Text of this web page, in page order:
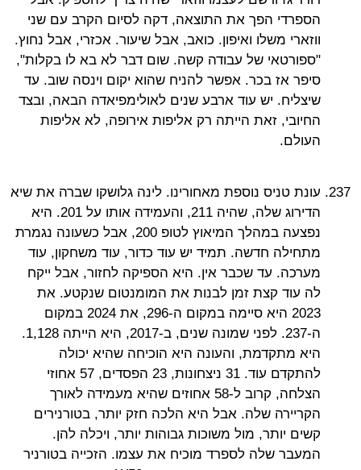
הספרדי הפך את התוצאה, דקה לסיום הקרב עם שני
ווזארי משלו ואיפון. כואב, אבל שיעור. אכזרי, אבל נחוץ.
"ספורטאי של עבודה קשה. שום דבר לא בא לו בקלות",
סיפר אז בכר. אפשר להניח שהוא יקום וינסה שוב. עד
שיצליח. יש עוד ארבע שנים לאולימפיאדה הבאה, ובצד
החיובי, זאת הייתה רק אליפות אירופה, לא אליפות
העולם.
עונת טניס נוספת מאחורינו. לינה גלושקו שברה את שיא
הדירוג שלה, שהיה 211, והעמידה אותו על 201. היא
נפצעה במהלך המיאוץ לטופ 200, אבל כשעונה נגמרת
מתחילה חדשה. תמיד יש עוד כדור, עוד משחקון, עוד
מערכה. עד שכבר אין. היא הספיקה לחזור, אבל ייקח
לה עוד קצת זמן לבנות את המומנטום שנקטע. את
2023 היא סיימה במקום ה-296, את 2024 במקום
ה-237. לפני שמונה שנים, ב-2017, היא הייתה 1,128.
היא מתקדמת, והעונה היא הוכיחה שהיא יכולה
להתקדם עוד. 31 ניצחונות, 23 הפסדים, 57 אחוזי
הצלחה, קרוב ל-58 אחוזים שהיא מעמידה לאורך
הקריירה שלה. אבל היא הלכה חזק יותר, בטורנירים
קשים יותר, מול משוכות גבוהות יותר, ויכלה להן.
המעבר שלה לספרד מוכיח את עצמו. הזכייה בטורניר